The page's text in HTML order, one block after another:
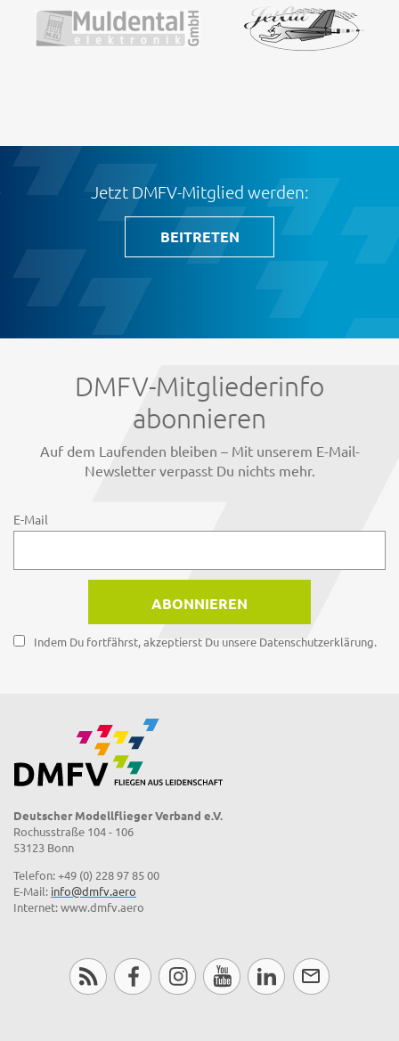
Jetzt DMFV-Mitglied werden:
BEITRETEN
DMFV-Mitgliederinfo
abonnieren
Auf dem Laufenden bleiben – Mit unserem E-Mail-
Newsletter verpasst Du nichts mehr.
E-Mail
Indem Du fortfährst, akzeptierst Du unsere Datenschutzerklärung.
Deutscher Modellflieger Verband e.V.
Rochusstraße 104 - 106
53123 Bonn
Telefon: +49 (0) 228 97 85 00
E-Mail: info@dmfv.aero
Internet: www.dmfv.aero